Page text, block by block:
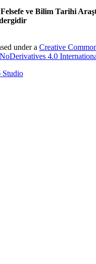
ve Bilim Tarihi
under a Creative
4.0